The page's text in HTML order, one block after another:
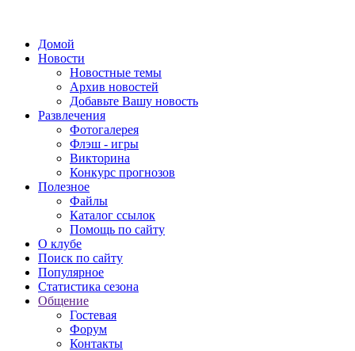
Домой
Новости
Новостные темы
Архив новостей
Добавьте Вашу новость
Развлечения
Фотогалерея
Флэш - игры
Викторина
Конкурс прогнозов
Полезное
Файлы
Каталог ссылок
Помощь по сайту
О клубе
Поиск по сайту
Популярное
Статистика сезона
Общение
Гостевая
Форум
Контакты